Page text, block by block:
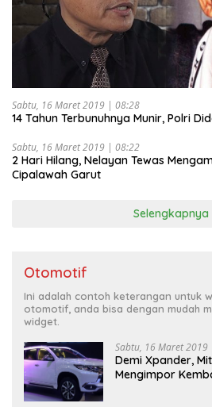
Sabtu, 16 Maret 2019 | 08:28
14 Tahun Terbunuhnya Munir, Polri
Sabtu, 16 Maret 2019 | 08:22
2 Hari Hilang, Nelayan Tewas
Cipalawah Garut
Selengkapnya
Otomotif
Ini adalah contoh keterangan untuk
otomotif, anda bisa dengan mudah
widget.
Sabtu, 16 Maret
Demi Xpander,
Mengimpor